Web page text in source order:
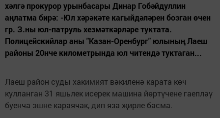
хәлгә прокурор урынбасары Динар Гобәйдуллин
аңлатма бирә: -Юл хәрәкәте кагыйдәләрен бозган өчен
гр. З.ны юл-патруль хезмәткәрләре туктата.
Полицейскийлар аны "Казан-Оренбург" юлының Лаеш
районы 20нче километрында юл читендә туктаган...
Лаеш район суды хакимият вәкиленә карата көч
кулланган 31 яшьлек исерек машина йөртүчене гаепләү
буенча эшне караячак, дип яза җирле басма.